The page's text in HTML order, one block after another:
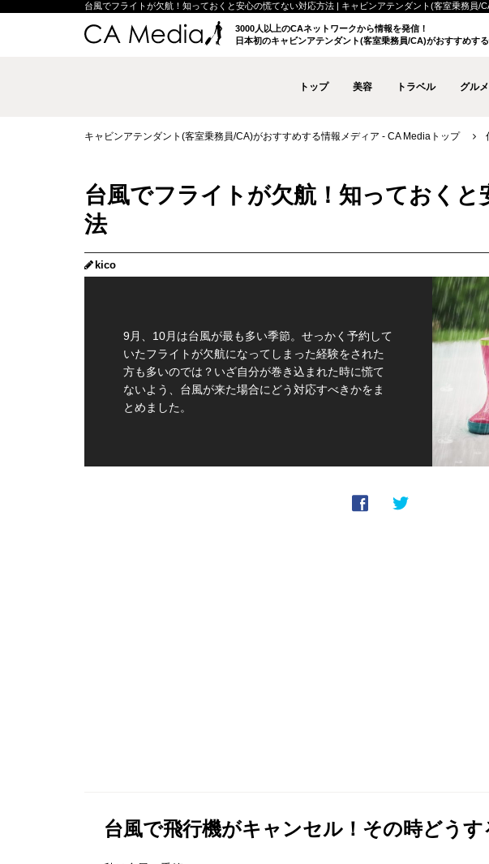
台風でフライトが欠航！知っておくと安心の慌てない対応方法 | キャビンアテンダント(客室乗務員/
3000人以上のCAネットワークから情報を発信！
日本初のキャビンアテンダント(客室乗務員/CA)がおすすめす
トップ 美容 トラベル グルメ
キャビンアテンダント(客室乗務員/CA)がおすすめする情報メディア - CA Mediaトップ
台風でフライトが欠航！知っておくと
法
kico
9月、10月は台風が最も多い季節。せっかく予約して
いたフライトが欠航になってしまった経験をされた
方も多いのでは？いざ自分が巻き込まれた時に慌て
ないよう、台風が来た場合にどう対応すべきかをま
とめました。
台風で飛行機がキャンセル！その時どうす